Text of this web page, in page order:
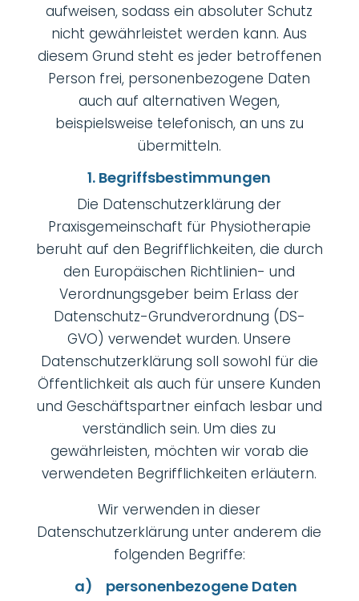
aufweisen, sodass ein absoluter Schutz
nicht gewährleistet werden kann. Aus
diesem Grund steht es jeder betroffenen
Person frei, personenbezogene Daten
auch auf alternativen Wegen,
beispielsweise telefonisch, an uns zu
übermitteln.
1. Begriffsbestimmungen
Die Datenschutzerklärung der
Praxisgemeinschaft für Physiotherapie
beruht auf den Begrifflichkeiten, die durch
den Europäischen Richtlinien- und
Verordnungsgeber beim Erlass der
Datenschutz-Grundverordnung (DS-
GVO) verwendet wurden. Unsere
Datenschutzerklärung soll sowohl für die
Öffentlichkeit als auch für unsere Kunden
und Geschäftspartner einfach lesbar und
verständlich sein. Um dies zu
gewährleisten, möchten wir vorab die
verwendeten Begrifflichkeiten erläutern.
Wir verwenden in dieser
Datenschutzerklärung unter anderem die
folgenden Begriffe:
a) personenbezogene Daten